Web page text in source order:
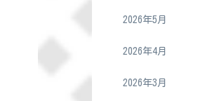
2026年5月
2026年4月
2026年3月